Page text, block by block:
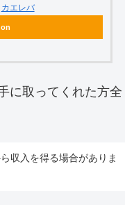
カエレバ
に取ってくれた方全
収入を得る場合がありま